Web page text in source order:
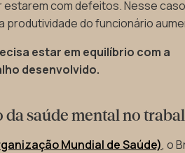
estarem com defeitos. Nesse
produtividade do funcionário
estar em equilíbrio com a
desenvolvido.
da saúde mental no
Mundial de Saúde), o